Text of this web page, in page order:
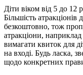
Діти віком від 5 до 12
Більшість атракціонів
безкоштовно, тож
атракціони,
вимагати квиток для
на вході. Будь ласка,
щодо конкретних